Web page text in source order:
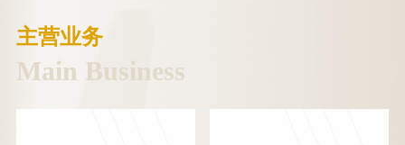
主营业务
Main Business